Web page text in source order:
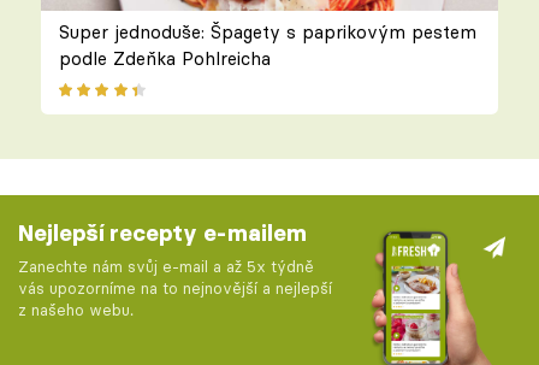
Super jednoduše: Špagety s paprikovým pestem
podle Zdeňka Pohlreicha
Nejlepší recepty e-mailem
Zanechte nám svůj e-mail a až 5x týdně
vás upozorníme na to nejnovější a nejlepší
z našeho webu.